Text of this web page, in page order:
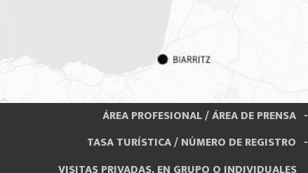
ÁREA PROFESIONAL / ÁREA DE PRENSA
TASA TURÍSTICA / NÚMERO DE REGISTRO